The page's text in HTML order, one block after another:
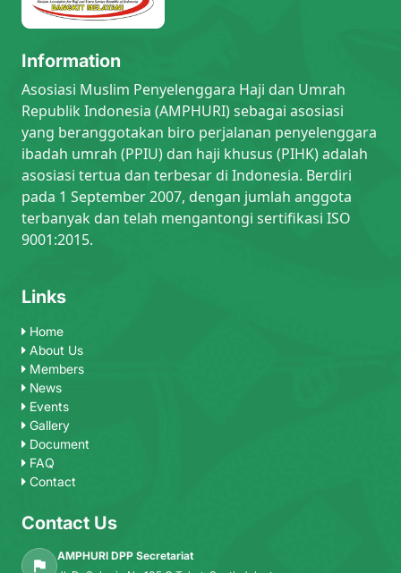
Information
Asosiasi Muslim Penyelenggara Haji dan Umrah
Republik Indonesia (AMPHURI) sebagai asosiasi
yang beranggotakan biro perjalanan penyelenggara
ibadah umrah (PPIU) dan haji khusus (PIHK) adalah
asosiasi tertua dan terbesar di Indonesia. Berdiri
pada 1 September 2007, dengan jumlah anggota
terbanyak dan telah mengantongi sertifikasi ISO
9001:2015.
Links
Home
About Us
Members
News
Events
Gallery
Document
FAQ
Contact
Contact Us
AMPHURI DPP Secretariat